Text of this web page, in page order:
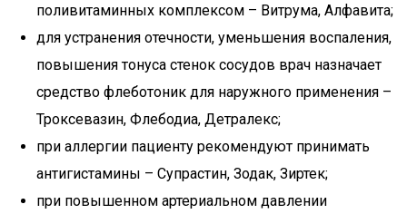
поливитаминных комплексом – Витрума, Алфавита;
для устранения отечности, уменьшения воспаления,
повышения тонуса стенок сосудов врач назначает
средство флеботоник для наружного применения –
Троксевазин, Флебодиа, Детралекс;
при аллергии пациенту рекомендуют принимать
антигистамины – Супрастин, Зодак, Зиртек;
при повышенном артериальном давлении